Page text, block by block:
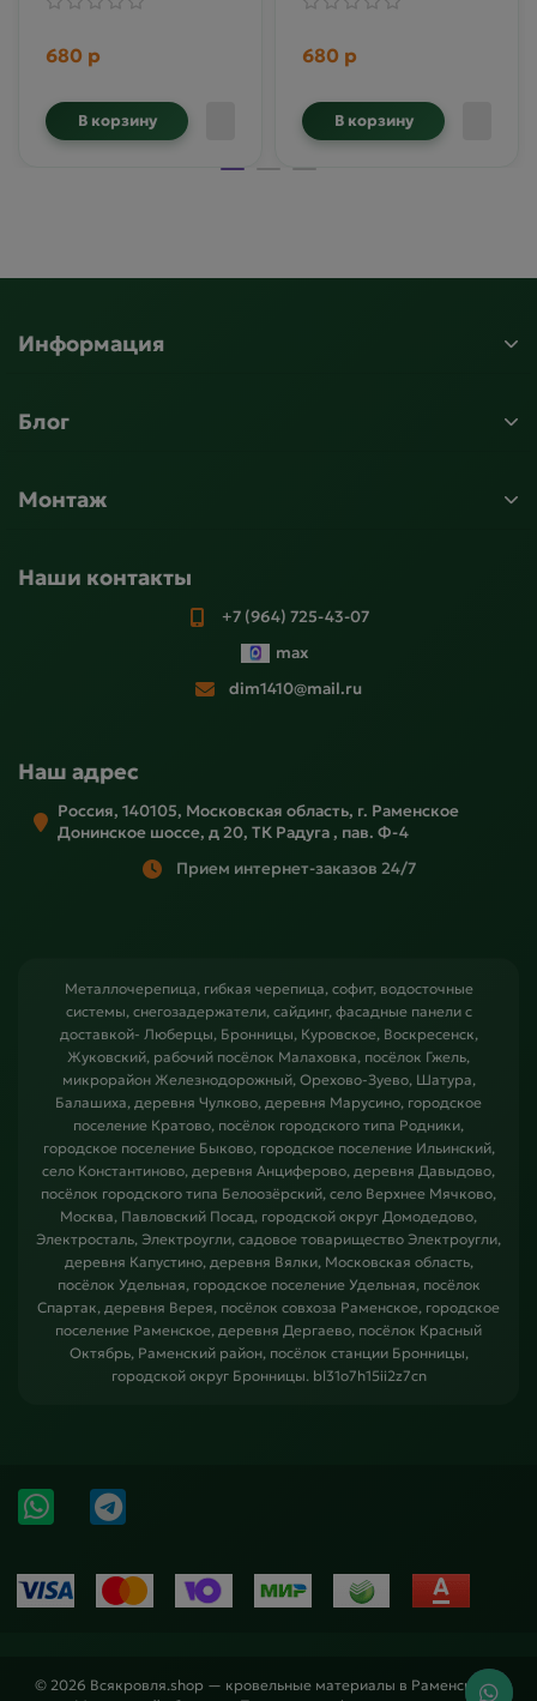
680 р
В корзину
680 р
В корзину
Информация
Блог
Монтаж
Наши контакты
+7 (964) 725-43-07
max
dim1410@mail.ru
Наш адрес
Россия, 140105, Московская область, г. Раменское
Донинское шоссе, д 20, ТК Радуга , пав. Ф-4
Прием интернет-заказов 24/7
Металлочерепица, гибкая черепица, софит, водосточные
системы, снегозадержатели, сайдинг, фасадные панели с
доставкой- Люберцы, Бронницы, Куровское, Воскресенск,
Жуковский, рабочий посёлок Малаховка, посёлок Гжель,
микрорайон Железнодорожный, Орехово-Зуево, Шатура,
Балашиха, деревня Чулково, деревня Марусино, городское
поселение Кратово, посёлок городского типа Родники,
городское поселение Быково, городское поселение Ильинский,
село Константиново, деревня Анциферово, деревня Давыдово,
посёлок городского типа Белоозёрский, село Верхнее Мячково,
Москва, Павловский Посад, городской округ Домодедово,
Электросталь, Электроугли, садовое товарищество Электроугли,
деревня Капустино, деревня Вялки, Московская область,
посёлок Удельная, городское поселение Удельная, посёлок
Спартак, деревня Верея, посёлок совхоза Раменское, городское
поселение Раменское, деревня Дергаево, посёлок Красный
Октябрь, Раменский район, посёлок станции Бронницы,
городской округ Бронницы. bl31o7h15ii2z7cn
© 2026 Всякровля.shop — кровельные материалы в Раменском и